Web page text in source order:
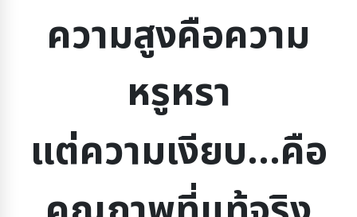
ความสูงคือความ
หรูหรา
แต่ความเงียบ…คือ